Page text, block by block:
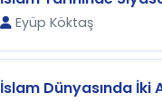
Eyüp Köktaş
İslam Dünyasında İki